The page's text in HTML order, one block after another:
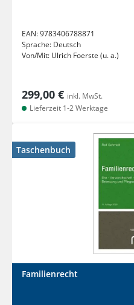
EAN:9783406788871
Sprache: Deutsch
Von/Mit: Ulrich Foerste (u. a.)
299,00 € inkl. MwSt.
Lieferzeit 1-2 Werktage
Taschenbuch
Familienrecht